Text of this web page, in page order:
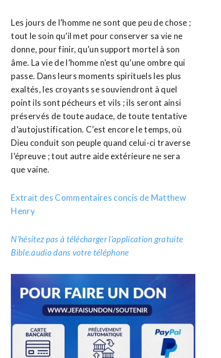
Les jours de l’homme ne sont que peu de chose ;
tout le soin qu’il met pour conserver sa vie ne
donne, pour finir, qu’un support mortel à son
âme. La vie de l’homme n’est qu’une ombre qui
passe. Dans leurs moments spirituels les plus
exaltés, les croyants se souviendront à quel
point ils sont pécheurs et vils ; ils seront ainsi
préservés de toute audace, de toute tentative
d’autojustification. C’est encore le temps, où
Dieu conduit son peuple quand celui-ci traverse
l’épreuve ; tout autre aide extérieure ne sera
que vaine.
Extrait des Commentaires concis de Matthew
Henry
N’hésitez pas à télécharger l’application gratuite
Bible.audio dans votre téléphone